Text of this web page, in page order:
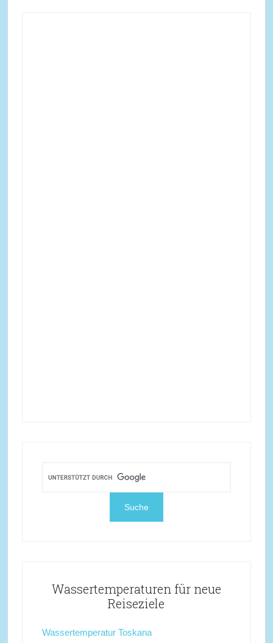
Wassertemperaturen für neue
Reiseziele
Wassertemperatur Toskana